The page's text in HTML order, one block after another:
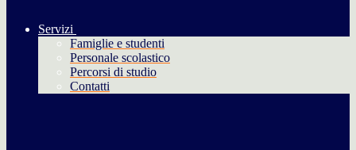
Servizi
Famiglie e studenti
Personale scolastico
Percorsi di studio
Contatti